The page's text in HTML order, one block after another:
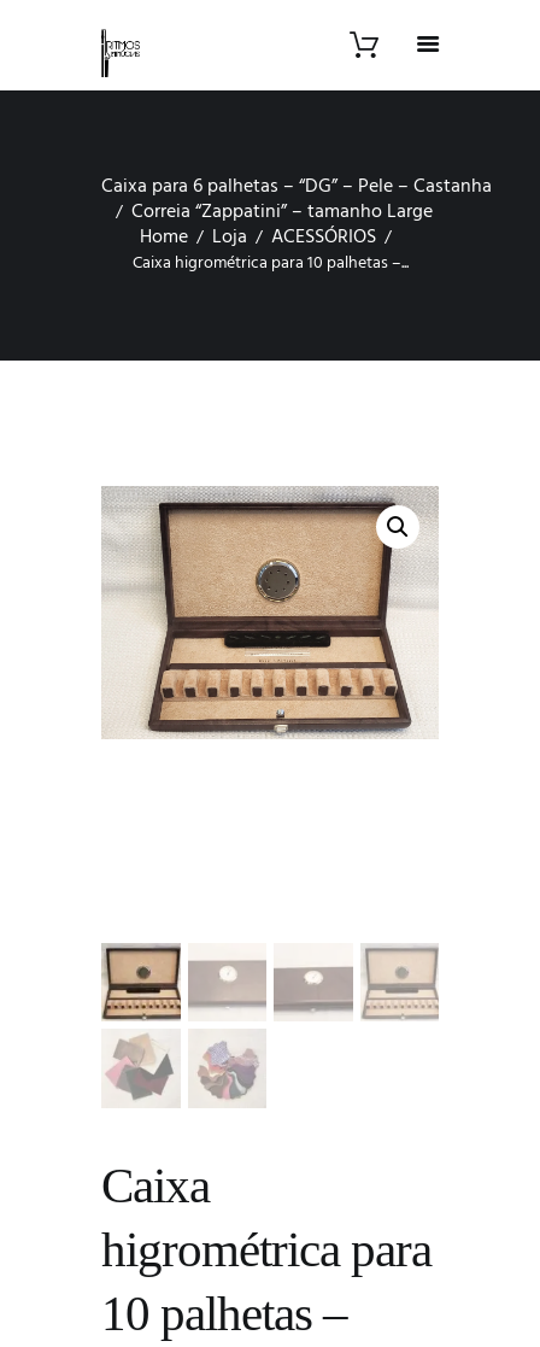
Caixa para 6 palhetas – “DG” – Pele – Castanha
Correia “Zappatini” – tamanho Large
Home
Loja ACESSÓRIOS
Caixa higrométrica para 10 palhetas –...
Caixa
higrométrica para
10 palhetas –